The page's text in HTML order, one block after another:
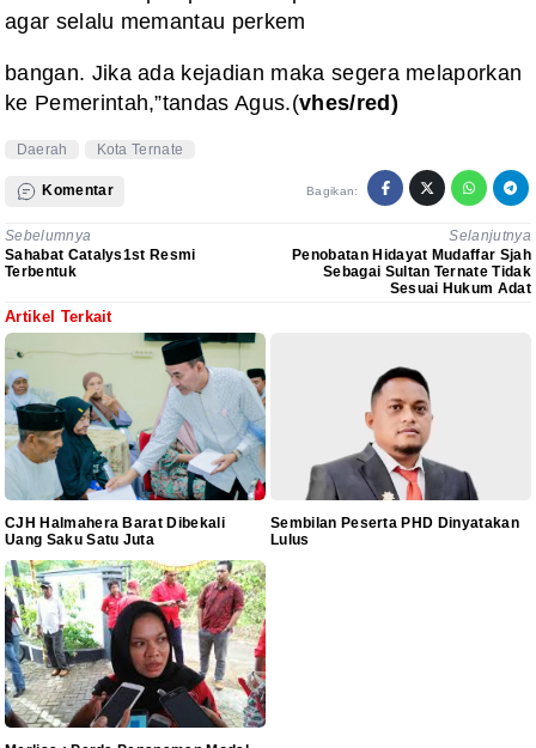
agar selalu memantau perkem
bangan. Jika ada kejadian maka segera melaporkan
ke Pemerintah,”tandas Agus.(vhes/red)
Daerah Kota Ternate
Komentar Bagikan:
Sebelumnya
Sahabat Catalys1st Resmi
Terbentuk
Selanjutnya
Penobatan Hidayat Mudaffar Sjah
Sebagai Sultan Ternate Tidak
Sesuai Hukum Adat
Artikel Terkait
CJH Halmahera Barat Dibekali
Uang Saku Satu Juta
Sembilan Peserta PHD Dinyatakan
Lulus